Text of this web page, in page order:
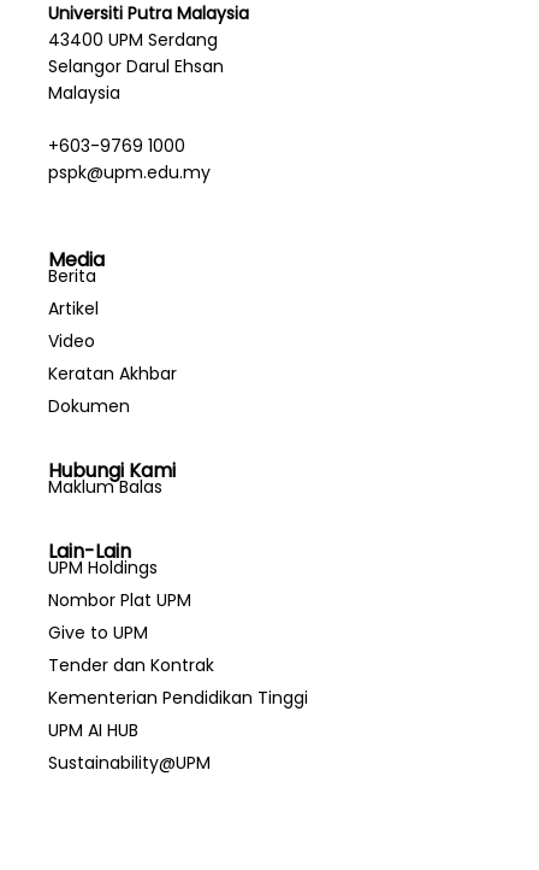
Universiti Putra Malaysia
43400 UPM Serdang
Selangor Darul Ehsan
Malaysia
+603-9769 1000
pspk@upm.edu.my
Media
Berita
Artikel
Video
Keratan Akhbar
Dokumen
Hubungi Kami
Maklum Balas
Lain-Lain
UPM Holdings
Nombor Plat UPM
Give to UPM
Tender dan Kontrak
Kementerian Pendidikan Tinggi
UPM AI HUB
Sustainability@UPM